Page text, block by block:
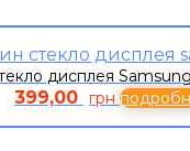
дисплея
399,00 грн